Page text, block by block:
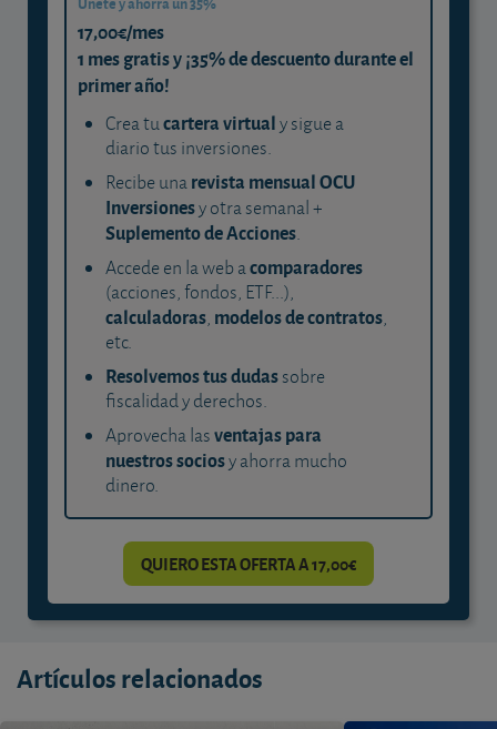
17,00€/mes
1 mes gratis y ¡35% de descuento durante el
primer año!
Crea tucartera virtualy sigue a
diario tus inversiones.
Recibe unarevista mensual OCU
Inversionesy otra semanal +
Suplemento de Acciones.
Accede en la web acomparadores
(acciones, fondos, ETF...),
calculadoras, modelos de contratos,
etc.
Resolvemos tus dudassobre
fiscalidad y derechos.
Aprovecha lasventajas para
nuestros sociosy ahorra mucho
dinero.
QUIERO ESTA OFERTA A 17,00€
Artículos relacionados